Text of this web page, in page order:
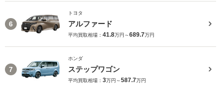
6
トヨタ
アルファード
平均買取相場： 41.8万円～689.7万円
7
ホンダ
ステップワゴン
平均買取相場： 3万円～587.7万円